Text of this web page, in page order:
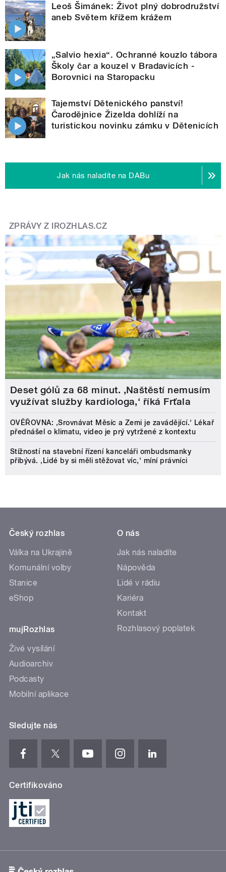
Leoš Šimánek: Život plný dobrodružství
aneb Světem křížem krážem
„Salvio hexia“. Ochranné kouzlo tábora
Školy čar a kouzel v Bradavicích -
Borovnici na Staropacku
Tajemství Dětenického panství!
Čarodějnice Žizelda dohlíží na
turistickou novinku zámku v Dětenicích
Jak nás naladíte na DABu
ZPRÁVY Z IROZHLAS.CZ
Deset gólů za 68 minut. ,Naštěstí nemusím
využívat služby kardiologa,‘ říká Frťala
OVĚŘOVNA: ‚Srovnávat Měsíc a Zemi je zavádějící.‘ Lékař
přednášel o klimatu, video je prý vytržené z kontextu
Stížností na stavební řízení kanceláři ombudsmanky
přibývá. ‚Lidé by si měli stěžovat víc,‘ míní právníci
Český rozhlas
Válka na Ukrajině
Komunální volby
Stanice
eShop
mujRozhlas
Živé vysílání
Audioarchiv
Podcasty
Mobilní aplikace
O nás
Jak nás naladíte
Nápověda
Lidé v rádiu
Kariéra
Kontakt
Rozhlasový poplatek
Sledujte nás
Certifikováno